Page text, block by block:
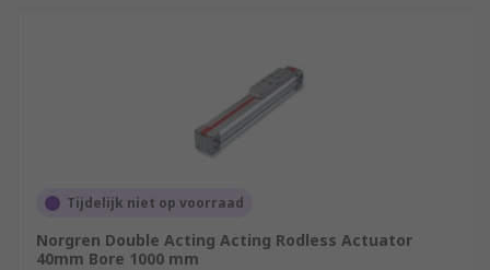
Tijdelijk niet op voorraad
Norgren Double Acting Acting Rodless Actuator
40mm Bore 1000 mm